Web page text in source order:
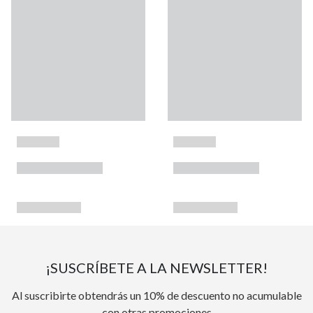
¡SUSCRÍBETE A LA NEWSLETTER!
Al suscribirte obtendrás un 10% de descuento no acumulable